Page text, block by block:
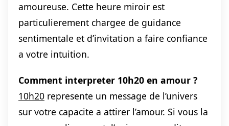
amoureuse. Cette heure miroir est
particulierement chargee de guidance
sentimentale et d’invitation a faire confiance
a votre intuition.
Comment interpreter 10h20 en amour ?
10h20 represente un message de l’univers
sur votre capacite a attirer l’amour. Si vous la